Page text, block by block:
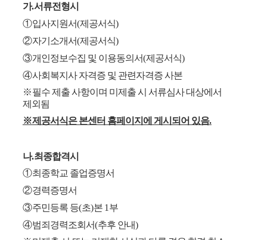
가.서류전형시
①입사지원서(제공서식)
②자기소개서(제공서식)
③개인정보수집 및 이용동의서(제공서식)
④사회복지사 자격증 및 관련자격증 사본
※필수 제출 사항이며 미제출 시 서류심사 대상에서
제외됨
※제공서식은 본센터 홈페이지에 게시되어 있음.
나.최종합격시
①최종학교 졸업증명서
②경력증명서
③주민등록 등(초)본 1 부
④범죄경력조회서(추후 안내)